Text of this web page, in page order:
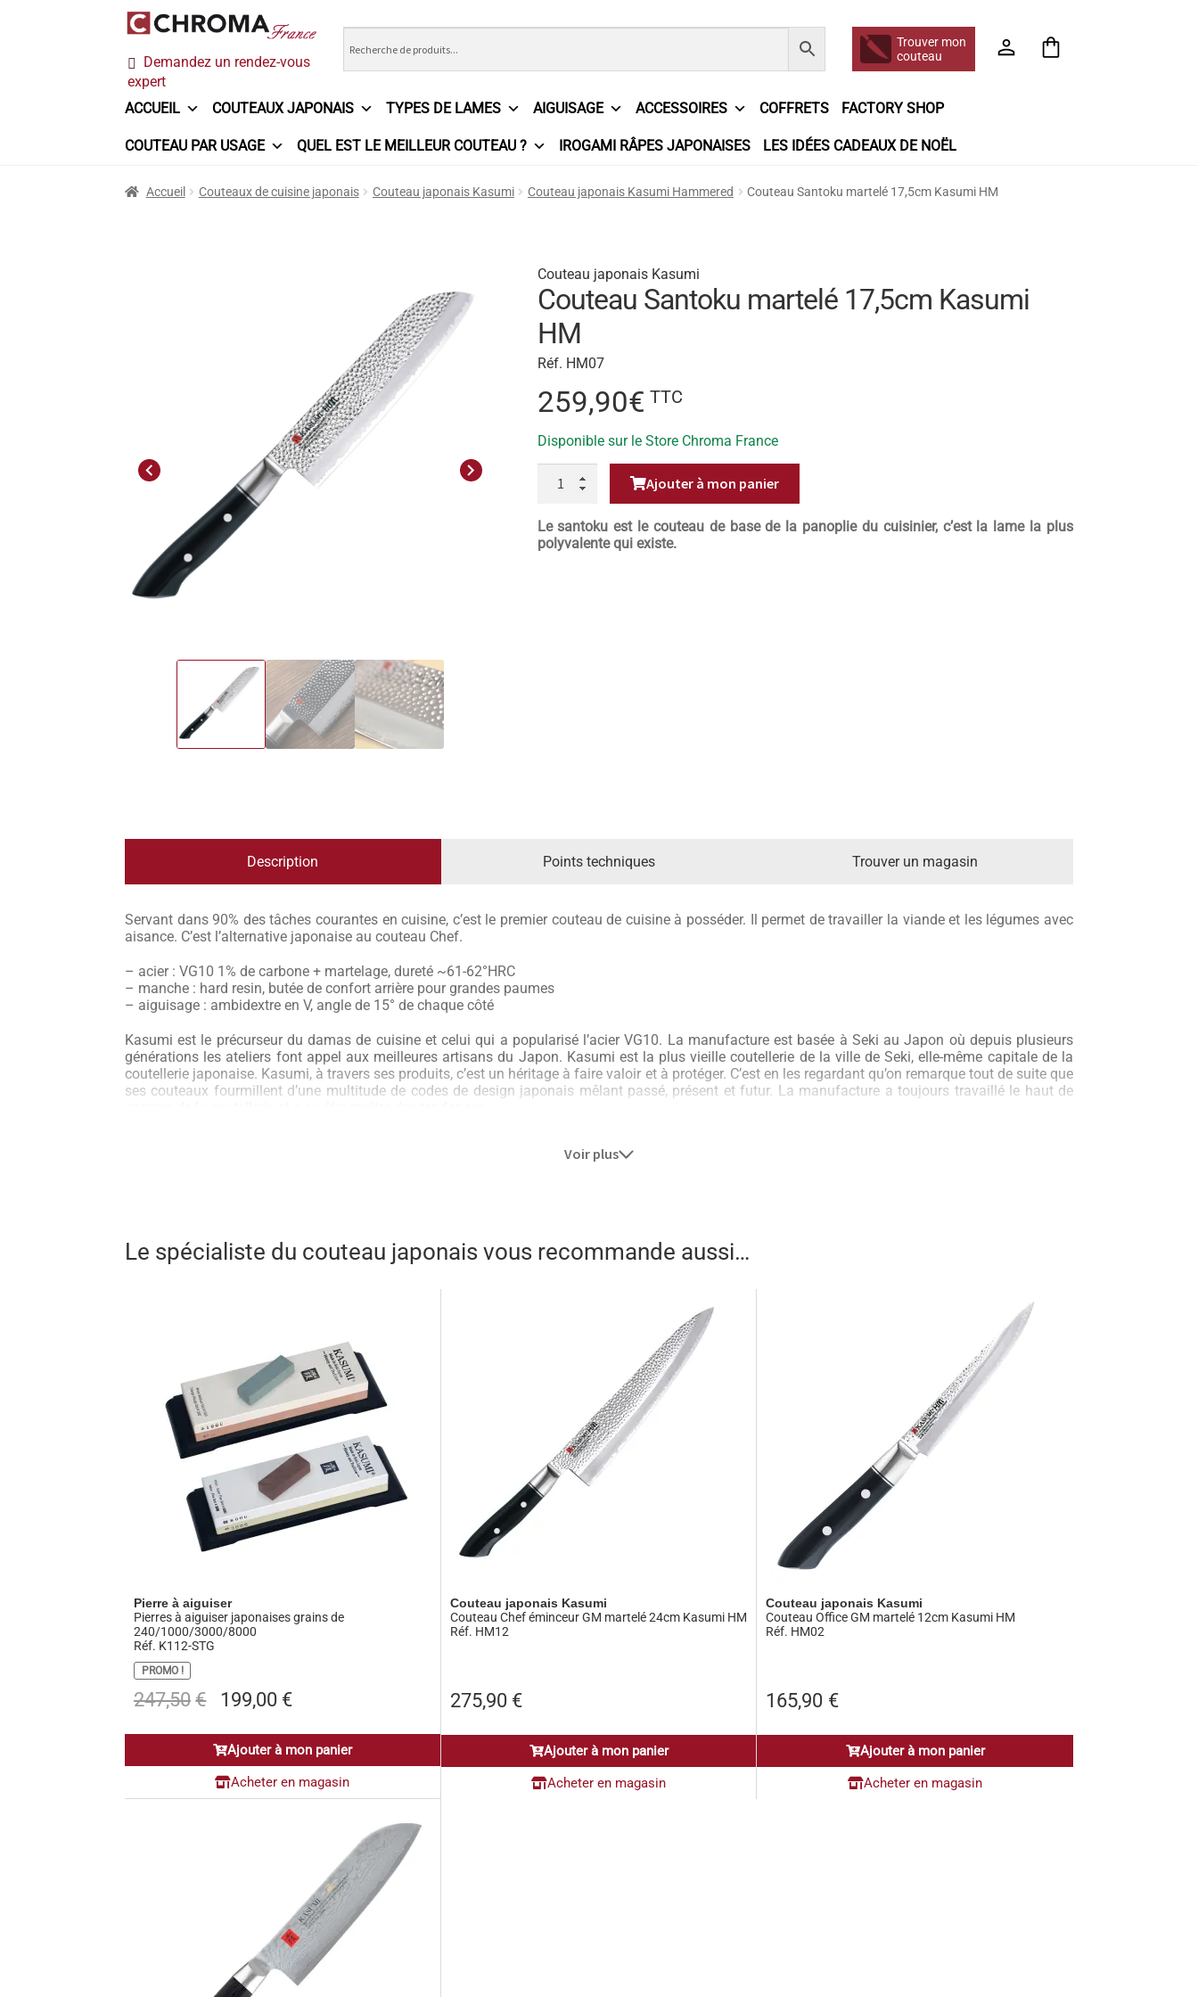
Aller
à
la
navigation
Aller
au
contenu
Demandez un rendez-vous
expert
Trouver mon
couteau
ACCUEIL COUTEAUX JAPONAIS TYPES DE LAMES AIGUISAGE ACCESSOIRES COFFRETS FACTORY SHOP
COUTEAU PAR USAGE QUEL EST LE MEILLEUR COUTEAU ? IROGAMI RÂPES JAPONAISES LES IDÉES CADEAUX DE NOËL
AccueilChroma France Commande Conditions Générales de Vente Contact Demande de devis Expédition le jour même Frais de port Hall of Fame
Revue de presse Téléchargements
Trouver mon magasin
Accueil Couteaux de cuisine japonais Couteau japonais Kasumi Couteau japonais Kasumi Hammered Couteau Santoku martelé 17,5cm Kasumi HM
Previous Next
Couteau japonais Kasumi
Couteau Santoku martelé 17,5cm Kasumi
HM
Réf. HM07
259,90€ TTC
Disponible sur le Store Chroma France
MARTELÉ
17,5CM
KASUMI
Ajouter à mon panier
Le santoku est le couteau de base de la panoplie du cuisinier, c’est la lame la plus
polyvalente qui existe.
Description Points techniques Trouver un magasin
Servant dans 90% des tâches courantes en cuisine, c’est le premier couteau de cuisine à posséder. Il permet de travailler la viande et les légumes avec
aisance. C’est l’alternative japonaise au couteau Chef.
– acier : VG10 1% de carbone + martelage, dureté ~61-62°HRC
– manche : hard resin, butée de confort arrière pour grandes paumes
– aiguisage : ambidextre en V, angle de 15° de chaque côté
Kasumi est le précurseur du damas de cuisine et celui qui a popularisé l’acier VG10. La manufacture est basée à Seki au Japon où depuis plusieurs
générations les ateliers font appel aux meilleures artisans du Japon. Kasumi est la plus vieille coutellerie de la ville de Seki, elle-même capitale de la
coutellerie japonaise. Kasumi, à travers ses produits, c’est un héritage à faire valoir et à protéger. C’est en les regardant qu’on remarque tout de suite que
ses couteaux fourmillent d’une multitude de codes de design japonais mêlant passé, présent et futur. La manufacture a toujours travaillé le haut de
damas nommées Kasumi Damas et Kasumi Masterpiece. La gamme de couteaux japonais se présente sous autre technique, celle du martelage, dont
rend hommage et qui met à l’honneur la technicité des artisans de Kasumi. La lame s’accompagne d’une mitre deux rivet associée d’un manche en
résine dur. Sa forme permet aux grandes mains un meilleur confort grâce à sa butée arrière. Sa légèreté permet de contrebalancer le poids de la lame
D’un design saisissant, le martelage mêle innovation et traditions avec ce damas trois couches qui parcourt le fil de la lame, prouesse d’artisanat des
Voir plus
Le spécialiste du couteau japonais vous recommande aussi…
Pierre à aiguiser
Pierres à aiguiser japonaises grains de
240/1000/3000/8000
Réf. K112-STG
PROMO !
247,50 €
Le
initial
était :
247,50€.
199,00 €Le
actuel
est :
199,00€.
Ajouter à mon panier
Acheter en magasin
Couteau japonais Kasumi
Couteau Chef éminceur GM martelé 24cm Kasumi HM
Réf. HM12
275,90 €
Ajouter à mon panier
Acheter en magasin
Couteau japonais Kasumi
Couteau Office GM martelé 12cm Kasumi HM
Réf. HM02
165,90 €
Ajouter à mon panier
Acheter en magasin